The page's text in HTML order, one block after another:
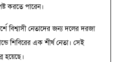
করতে পারেন।
বিশ্বাসী নেতাদের জন্য দলের দরজা
শিবিরের এক শীর্ষ নেতা। সেই
হয়েছে।